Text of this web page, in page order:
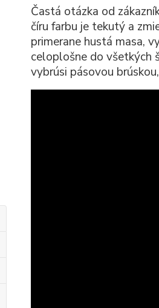
Častá otázka od
číru farbu je tekutý a
primerane hustá masa,
celoplošne do všetkých
vybrúsi pásovou